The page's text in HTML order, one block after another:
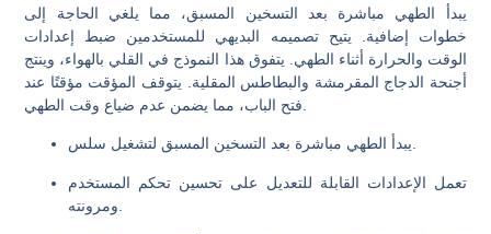
يبدأ الطهي مباشرة بعد التسخين المسبق، مما يلغي الحاجة إلى
خطوات إضافية. يتيح تصميمه البديهي للمستخدمين ضبط إعدادات
الوقت والحرارة أثناء الطهي. يتفوق هذا النموذج في القلي بالهواء، وينتج
أجنحة الدجاج المقرمشة والبطاطس المقلية. يتوقف المؤقت مؤقتًا عند
يبدأ الطهي مباشرة بعد التسخين المسبق لتشغيل سلس.
تعمل الإعدادات القابلة للتعديل على تحسين تحكم المستخدم